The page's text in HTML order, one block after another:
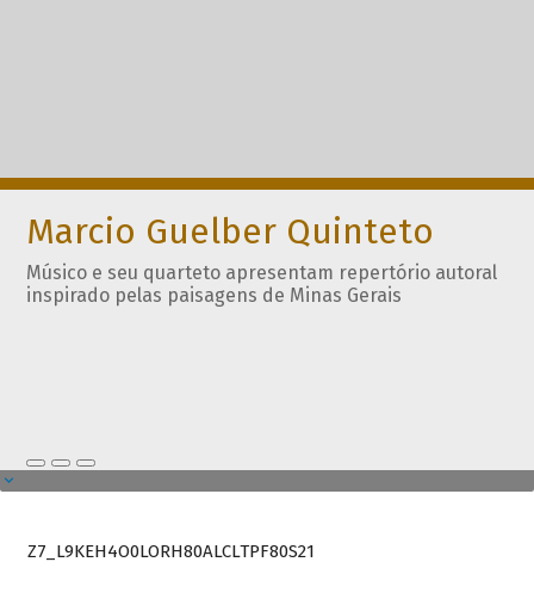
Marcio Guelber Quinteto
Músico e seu quarteto apresentam repertório autoral
inspirado pelas paisagens de Minas Gerais
Z7_L9KEH4O0LORH80ALCLTPF80S21